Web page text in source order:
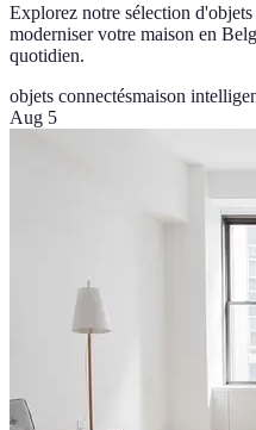
Explorez notre sélection
moderniser votre maison en
quotidien.
objets connectésmaison
Aug 5